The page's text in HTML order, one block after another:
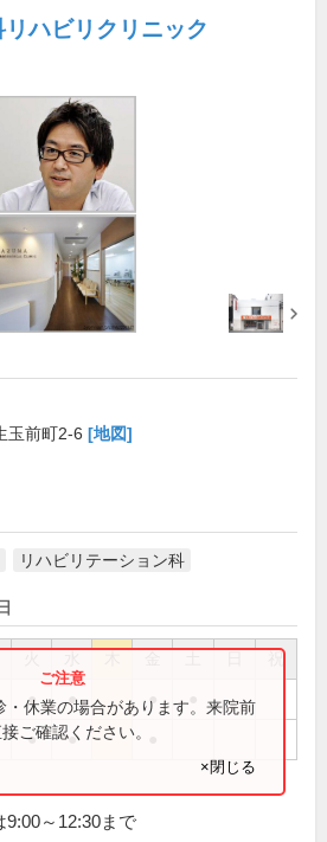
ハビリクリニック
玉前町2-6 [地図]
リハビリテーション科
祝
● ● ●
● ●
・休業の場合があります。来院前
ご確認ください。
×閉じる
～12:30まで